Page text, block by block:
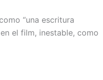
“una escritura
el film, inestable, como